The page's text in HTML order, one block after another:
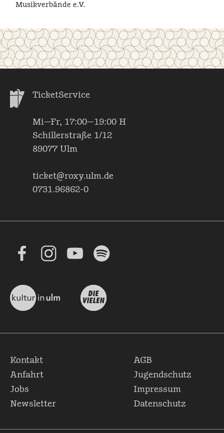
Musikverbände e.V.
TicketService
Mi—Fr, 17:00—19:00 H
Schillerstraße 1/12
89077 Ulm
ticket@roxy.ulm.de
0731.96862-0
Kontakt
Anfahrt
Jobs
Newsletter
AGB
Jugendschutz
Impressum
Datenschutz